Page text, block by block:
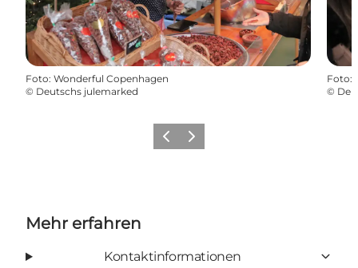
Foto: Wonderful Copenhagen
© Deutschs julemarked
Foto:
©
ZurückWeiter
Mehr erfahren
Kontaktinformationen